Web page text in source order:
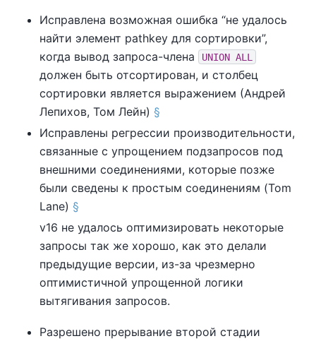
Исправлена возможная ошибка “не удалось
найти элемент pathkey для сортировки”,
когда вывод запроса-члена
UNION ALL
должен быть отсортирован, и столбец
сортировки является выражением (Андрей
Лепихов, Том Лейн) §
Исправлены регрессии производительности,
связанные с упрощением подзапросов под
внешними соединениями, которые позже
были сведены к простым соединениям (Tom
Lane) §
v16 не удалось оптимизировать некоторые
запросы так же хорошо, как это делали
предыдущие версии, из-за чрезмерно
оптимистичной упрощенной логики
вытягивания запросов.
Разрешено прерывание второй стадии